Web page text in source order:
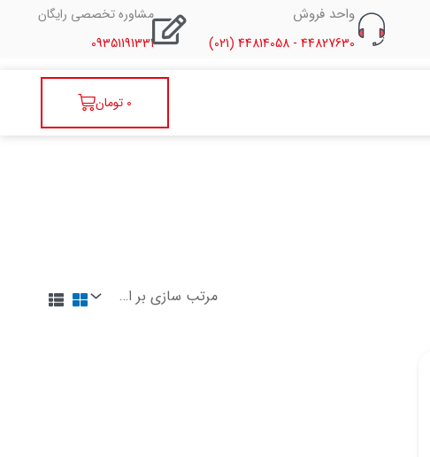
واحد فروش
44827630 - 44814058 (021)
مشاوره تخصصی رایگان
09351191331
0 تومانسبد
خرید